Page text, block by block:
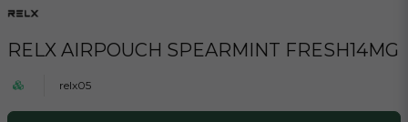
RELX AIRPOUCH SPEARMINT FRESH14MG
relx05